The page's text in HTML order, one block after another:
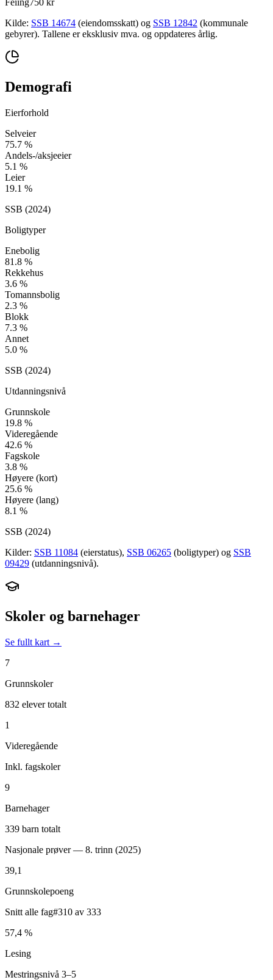
Feiing750 kr
Kilde: SSB 14674 (eiendomsskatt) og SSB 12842 (kommunale
gebyrer). Tallene er eksklusiv mva. og oppdateres årlig.
Demografi
Eierforhold
Selveier
75.7 %
Andels-/aksjeeier
5.1 %
Leier
19.1 %
SSB (2024)
Boligtyper
Enebolig
81.8 %
Rekkehus
3.6 %
Tomannsbolig
2.3 %
Blokk
7.3 %
Annet
5.0 %
SSB (2024)
Utdanningsnivå
Grunnskole
19.8 %
Videregående
42.6 %
Fagskole
3.8 %
Høyere (kort)
25.6 %
Høyere (lang)
8.1 %
SSB (2024)
Kilder: SSB 11084 (eierstatus), SSB 06265 (boligtyper) og SSB
09429 (utdanningsnivå).
Skoler og barnehager
Se fullt kart →
7
Grunnskoler
832 elever totalt
1
Videregående
Inkl. fagskoler
9
Barnehager
339 barn totalt
Nasjonale prøver — 8. trinn (2025)
39,1
Grunnskolepoeng
Snitt alle fag#310 av 333
57,4 %
Lesing
Mestringsnivå 3–5